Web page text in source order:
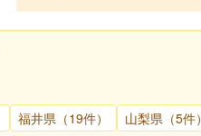
福井県（19件） 山梨県（5件）